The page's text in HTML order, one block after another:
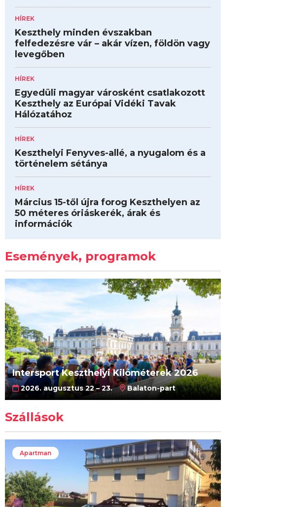
HÍREK
Keszthely minden évszakban
felfedezésre vár – akár vízen, földön vagy
levegőben
HÍREK
Egyedüli magyar városként csatlakozott
Keszthely az Európai Vidéki Tavak
Hálózatához
HÍREK
Keszthelyi Fenyves-allé, a nyugalom és a
történelem sétánya
HÍREK
Március 15-től újra forog Keszthelyen az
50 méteres óriáskerék, árak és
információk
Események, programok
Intersport Keszthelyi Kilóméterek 2026
2026. augusztus 22 – 23. Balaton-part
Szállások
Apartman